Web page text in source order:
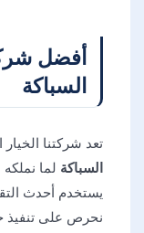
أفضل
السباكة
تعد شركتنا
السباكة لما
يستخدم أحدث
نحرص على تنفيذ